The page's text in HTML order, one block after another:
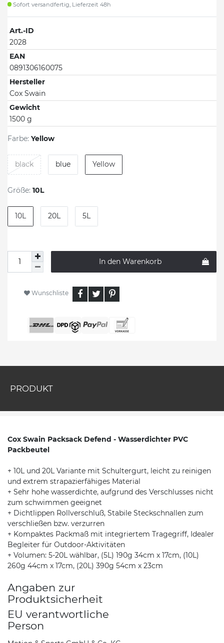
Sofort versandfertig, Lieferzeit 48h
Art.-ID
2028
EAN
0891306160075
Hersteller
Cox Swain
Gewicht
1500 g
Farbe: Yellow
black blue Yellow
Größe: 10L
10L 20L 5L
In den Warenkorb
Wunschliste
PRODUKT
Cox Swain Packsack Defend - Wasserdichter PVC
Packbeutel
+ 10L und 20L Variante mit Schultergurt, leicht zu reinigen
und extrem strapazierfähiges Material
+ Sehr hohe wasserdichte, aufgrund des Verschlusses nicht
zum schwimmen geeignet
+ Dichtlippen Rollverschluß, Stabile Steckschnallen zum
verschließen bzw. verzurren
+ Kompaktes Packmaß mit integriertem Tragegriff, Idealer
Begleiter für Outdoor-Aktivitäten
+ Volumen: 5-20L wählbar, (5L) 190g 34cm x 17cm, (10L)
260g 44cm x 17cm, (20L) 390g 54cm x 23cm
Angaben zur
Produktsicherheit
EU verantwortliche
Person